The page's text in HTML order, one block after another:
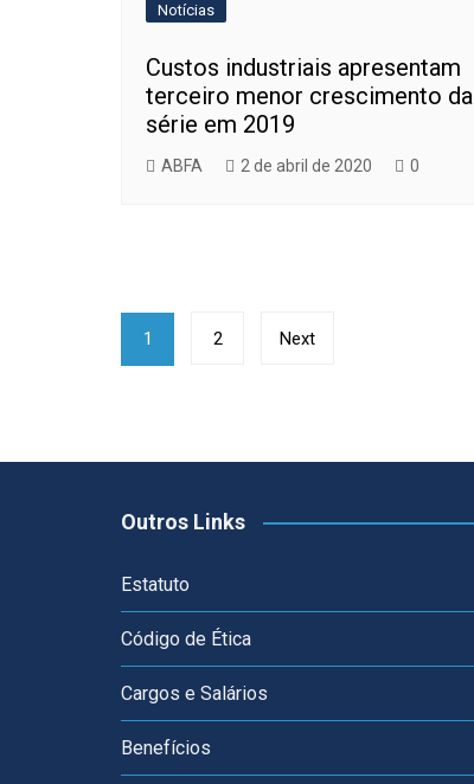
Notícias
Custos industriais apresentam
terceiro menor crescimento da
série em 2019
ABFA 2 de abril de 2020 0
Paginação
de
1 2 Next
Outros Links
Estatuto
Código de Ética
Cargos e Salários
Benefícios